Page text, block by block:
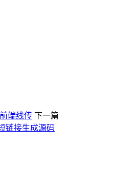
端线传 下一篇
链接生成源码